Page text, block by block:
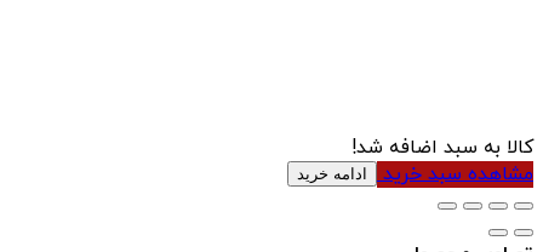
کالا به سبد اضافه شد!
مشاهده سبد خرید
ادامه خرید